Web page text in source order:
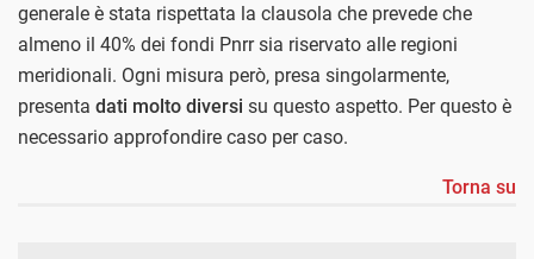
generale è stata rispettata la clausola che prevede che
almeno il 40% dei fondi Pnrr sia riservato alle regioni
meridionali. Ogni misura però, presa singolarmente,
presenta dati molto diversi su questo aspetto. Per questo è
necessario approfondire caso per caso.
Torna su